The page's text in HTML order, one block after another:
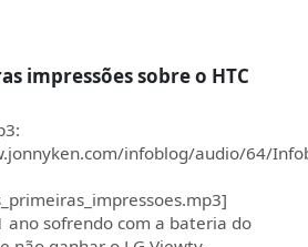
impressões sobre o HTC
infoblog/audio/64/
ano sofrendo com a bateria do